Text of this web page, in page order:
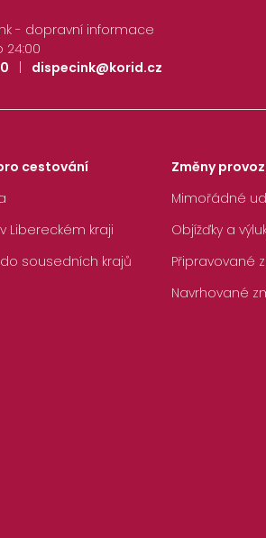
- dopravní informace
24:00
dispecink@korid.cz
cestování
v Libereckém kraji
do sousedních krajů
Změny
Mimořádné
Objížďky a
Připravované
Navrhované